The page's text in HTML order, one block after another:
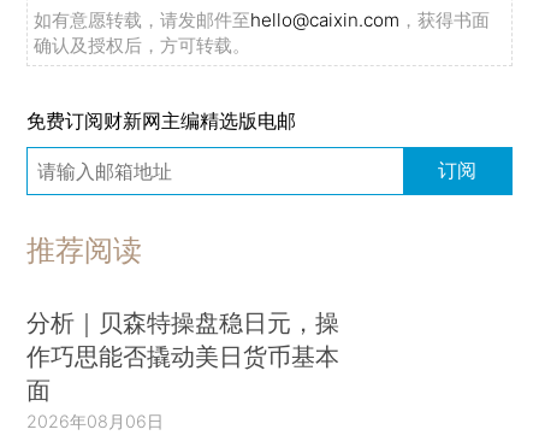
如有意愿转载，请发邮件至hello@caixin.com ，获得书面
确认及授权后，方可转载。
免费订阅财新网主编精选版电邮
订阅
推荐阅读
分析｜贝森特操盘稳日元，操
作巧思能否撬动美日货币基本
面
2026年08月06日